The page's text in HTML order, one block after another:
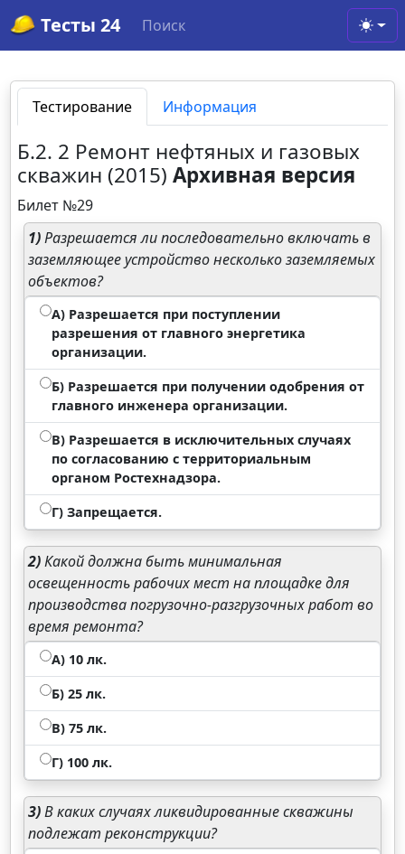
Тесты 24 Поиск
Тестирование Информация
Б.2. 2 Ремонт нефтяных и газовых
скважин (2015)Архивная версия
Билет №29
1)Разрешается ли последовательно включать в
заземляющее устройство несколько заземляемых
объектов?
А) Разрешается при поступлении
разрешения от главного энергетика
организации.
Б) Разрешается при получении одобрения от
главного инженера организации.
В) Разрешается в исключительных случаях
по согласованию с территориальным
органом Ростехнадзора.
Г) Запрещается.
2)Какой должна быть минимальная
освещенность рабочих мест на площадке для
производства погрузочно-разгрузочных работ во
время ремонта?
А) 10 лк.
Б) 25 лк.
В) 75 лк.
Г) 100 лк.
3)В каких случаях ликвидированные скважины
подлежат реконструкции?